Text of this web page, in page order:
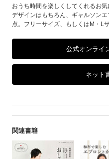
おうち時間を楽しくしてくれるお
デザインはもちろん、ギャルソン
点。フリーサイズ、もしくはM・L
公式オンライ
ネット
関連書籍